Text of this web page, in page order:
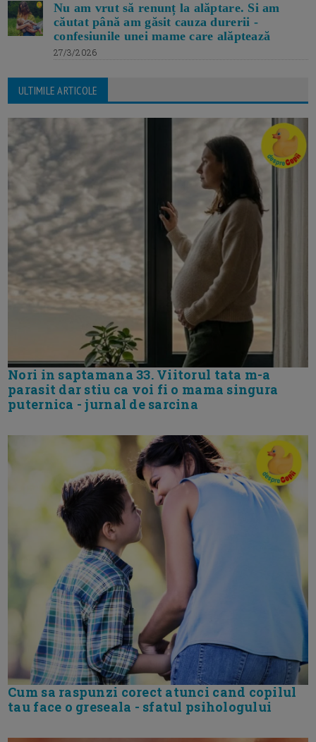
Nu am vrut să renunț la alăptare. Si am
căutat până am găsit cauza durerii -
confesiunile unei mame care alăptează
27/3/2026
ULTIMILE ARTICOLE
Nori in saptamana 33. Viitorul tata m-a
parasit dar stiu ca voi fi o mama singura
puternica - jurnal de sarcina
Cum sa raspunzi corect atunci cand copilul
tau face o greseala - sfatul psihologului